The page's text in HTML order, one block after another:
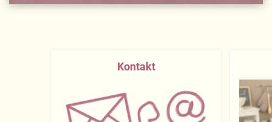
Kontakt